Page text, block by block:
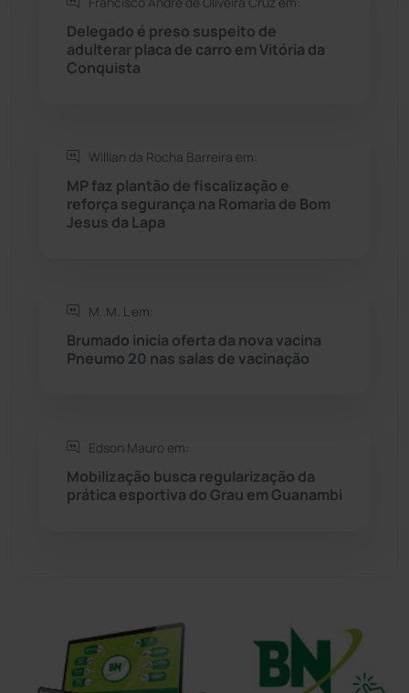
Rio do Pires
Sebastião Laranjeiras
Tanhaçu
Tecnologia
Urandi (158)
Delegado é preso suspeito de
adulterar placa de carro em Vitória da
Conquista
Willian da Rocha Barreira em:
MP faz plantão de fiscalização e
reforça segurança na Romaria de Bom
Jesus da Lapa
M. M. L em:
Brumado inicia oferta da nova vacina
Pneumo 20 nas salas de vacinação
Edson Mauro em:
Mobilização busca regularização da
prática esportiva do Grau em Guanambi